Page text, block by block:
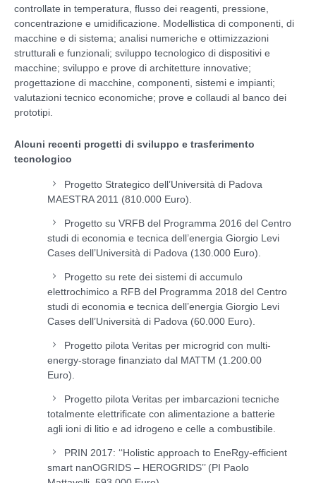
controllate in temperatura, flusso dei reagenti, pressione,
concentrazione e umidificazione. Modellistica di componenti, di
macchine e di sistema; analisi numeriche e ottimizzazioni
strutturali e funzionali; sviluppo tecnologico di dispositivi e
macchine; sviluppo e prove di architetture innovative;
progettazione di macchine, componenti, sistemi e impianti;
valutazioni tecnico economiche; prove e collaudi al banco dei
prototipi.
Alcuni recenti progetti di sviluppo e trasferimento
tecnologico
Progetto Strategico dell’Università di Padova
MAESTRA 2011 (810.000 Euro).
Progetto su VRFB del Programma 2016 del Centro
studi di economia e tecnica dell’energia Giorgio Levi
Cases dell’Università di Padova (130.000 Euro).
Progetto su rete dei sistemi di accumulo
elettrochimico a RFB del Programma 2018 del Centro
studi di economia e tecnica dell’energia Giorgio Levi
Cases dell’Università di Padova (60.000 Euro).
Progetto pilota Veritas per microgrid con multi-
energy-storage finanziato dal MATTM (1.200.00
Euro).
Progetto pilota Veritas per imbarcazioni tecniche
totalmente elettrificate con alimentazione a batterie
agli ioni di litio e ad idrogeno e celle a combustibile.
PRIN 2017: ‘‘Holistic approach to EneRgy-efficient
smart nanOGRIDS – HEROGRIDS’’ (PI Paolo